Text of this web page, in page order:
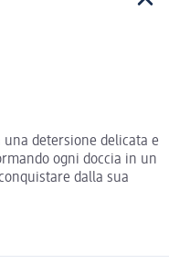
una detersione delicata e
ogni doccia in un
dalla sua